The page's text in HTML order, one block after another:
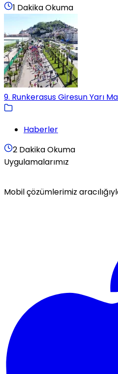
1 Dakika Okuma
9. Runkerasus Giresun Yarı
Haberler
2 Dakika Okuma
Uygulamalarımız
Mobil çözümlerimiz